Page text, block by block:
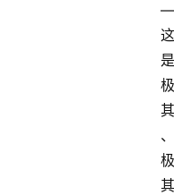
—
这
是
极
其
、
极
其